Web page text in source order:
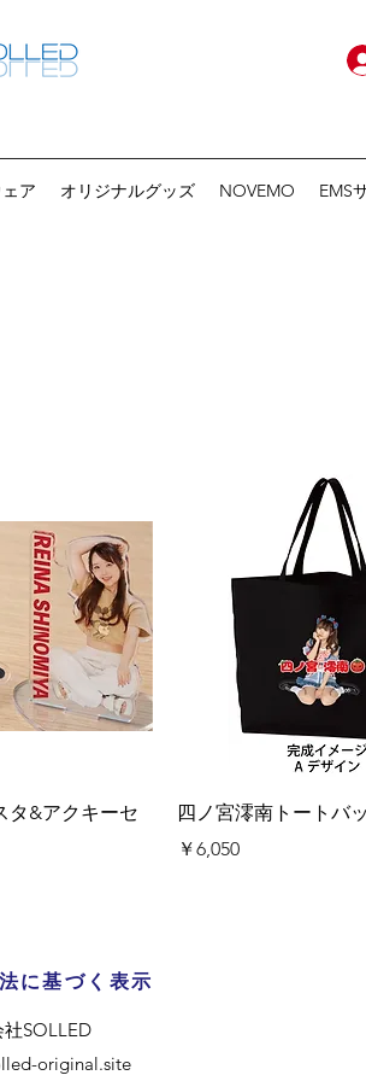
ア オリジナルグッズ NOVEMO EMS
タ&アクキーセ
四ノ宮澪南トートバ
価格
￥6,050
に基づく表示
SOLLED
original.site